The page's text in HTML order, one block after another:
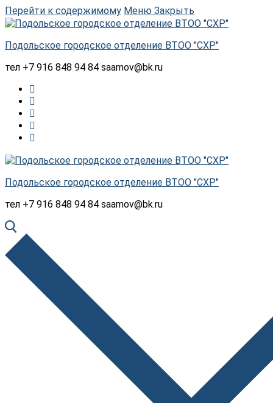
Перейти к содержимому Меню Закрыть
Подольское городское отделение ВТОО "СХР"
тел +7 916 848 94 84 saamov@bk.ru
Подольское городское отделение ВТОО "СХР"
тел +7 916 848 94 84 saamov@bk.ru